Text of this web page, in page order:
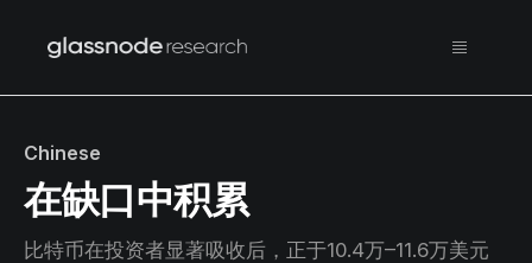
Chinese
在缺口中积累
比特币在投资者显著吸收后，正于10.4万–11.6万美元